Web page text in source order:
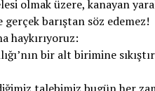
olmak üzere, kanayan
barıştan söz edemez!
haykırıyoruz:
bir alt birimine